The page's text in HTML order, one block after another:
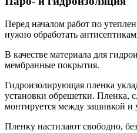
Перед началом работ по
нужно обработать
В качестве материала для
мембранные покрытия.
Гидроизолирующая пленка
установки обрешетки. Пленка,
монтируется между зашивкой и
Пленку настилают свободно,